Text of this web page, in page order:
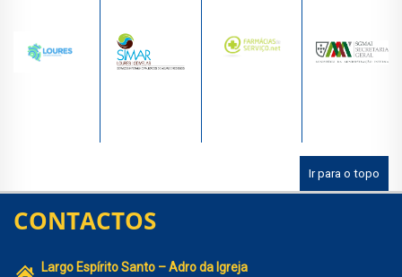
Ir para o topo
CONTACTOS
Largo Espírito Santo – Adro da Igreja